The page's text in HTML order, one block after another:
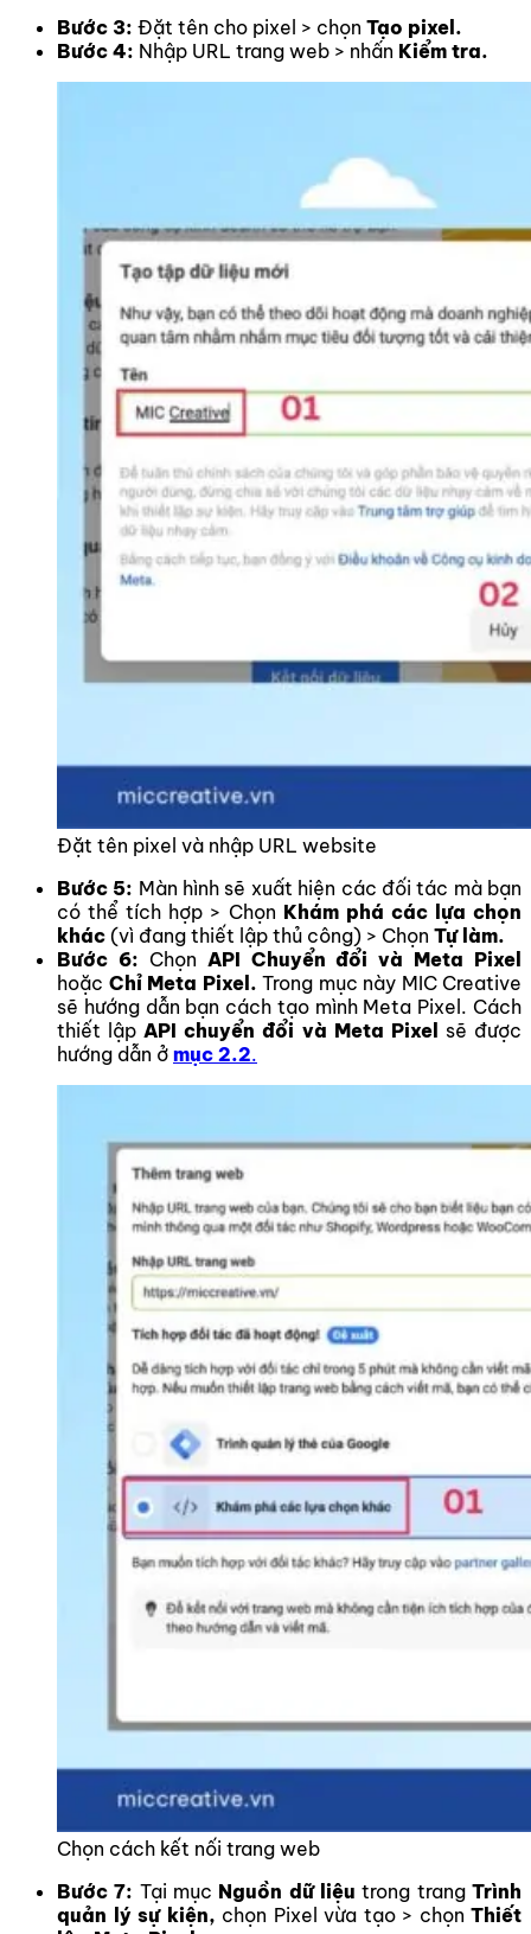
Bước 3: Đặt tên cho pixel > chọn Tạo pixel.
Bước 4: Nhập URL trang web > nhấn Kiểm tra.
Đặt tên pixel và nhập URL website
Bước 5: Màn hình sẽ xuất hiện các đối tác mà bạn
có thể tích hợp > Chọn Khám phá các lựa chọn
khác (vì đang thiết lập thủ công) > Chọn Tự làm.
Bước 6: Chọn API Chuyển đổi và Meta Pixel
hoặc Chỉ Meta Pixel. Trong mục này MIC Creative
sẽ hướng dẫn bạn cách tạo mình Meta Pixel. Cách
thiết lậpAPI chuyển đổi và Meta Pixel sẽ được
hướng dẫn ở mục 2.2.
Chọn cách kết nối trang web
Bước 7: Tại mục Nguồn dữ liệutrong trangTrình
quản lý sự kiện, chọn Pixel vừa tạo > chọn Thiết